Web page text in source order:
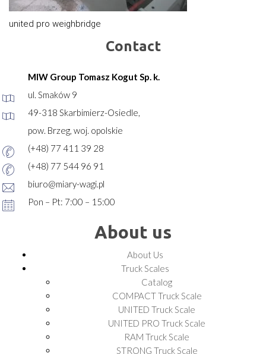
united pro weighbridge
Contact
MIW Group Tomasz Kogut Sp. k.
ul. Smaków 9
49-318 Skarbimierz-Osiedle,
pow. Brzeg, woj. opolskie
(+48) 77 411 39 28
(+48) 77 544 96 91
biuro@miary-wagi.pl
Pon – Pt: 7:00 – 15:00
About us
About Us
Truck Scales
Catalog
COMPACT Truck Scale
UNITED Truck Scale
UNITED PRO Truck Scale
RAM Truck Scale
STRONG Truck Scale